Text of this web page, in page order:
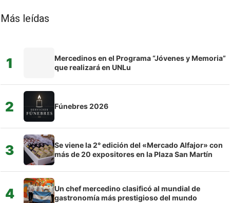
Más leídas
1
Mercedinos en el Programa “Jóvenes y Memoria”
que realizará en UNLu
2 Fúnebres 2026
3
Se viene la 2° edición del «Mercado Alfajor» con
más de 20 expositores en la Plaza San Martín
4
Un chef mercedino clasificó al mundial de
gastronomía más prestigioso del mundo